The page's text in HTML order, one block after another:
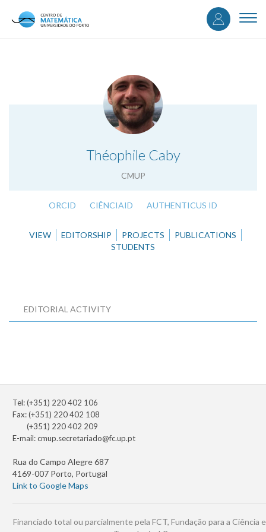
content
User
Théophile Caby
CMUP
.
ORCID CIÊNCIAID AUTHENTICUS ID
VIEW EDITORSHIP PROJECTS
PUBLICATIONS
STUDENTS
EDITORIAL ACTIVITY
Tel: (+351) 220 402 106
Fax: (+351) 220 402 108
(+351) 220 402 209
E-mail:cmup.secretariado@fc.up.pt
Rua do Campo Alegre 687
4169-007 Porto, Portugal
Link to Google Maps
Financiado total ou parcialmente pela FCT, Fundação para a Ciência e